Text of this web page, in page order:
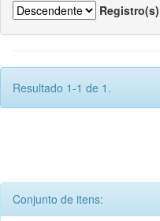
Registro(s)
Resultado 1-1 de 1.
Conjunto de itens: